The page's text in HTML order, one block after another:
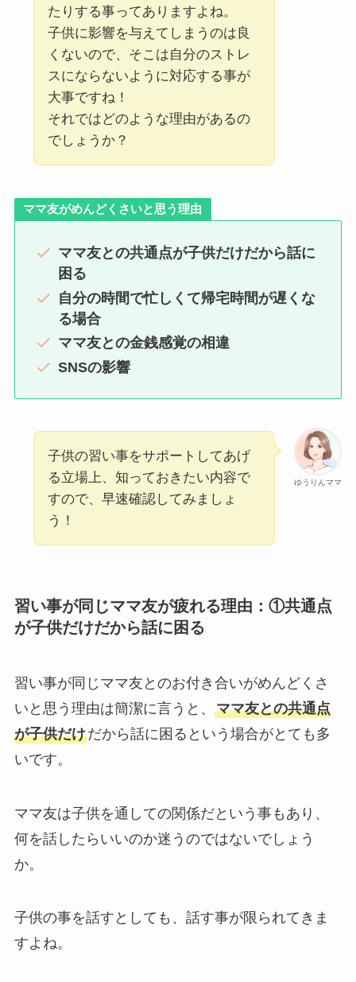
たりする事ってありますよね。
子供に影響を与えてしまうのは良
くないので、そこは自分のストレ
スにならないように対応する事が
大事ですね！
それではどのような理由があるの
でしょうか？
ママ友がめんどくさいと思う理由
ママ友との共通点が子供だけだから話に
困る
自分の時間で忙しくて帰宅時間が遅くな
る場合
ママ友との金銭感覚の相違
SNSの影響
ゆうりんママ
子供の習い事をサポートしてあげ
る立場上、知っておきたい内容で
すので、早速確認してみましょ
う！
習い事が同じママ友が疲れる理由：①共通点
が子供だけだから話に困る
習い事が同じママ友とのお付き合いがめんどくさ
いと思う理由は簡潔に言うと、 ママ友との共通点
が子供だけだから話に困るという場合がとても多
いです。
ママ友は子供を通しての関係だという事もあり、
何を話したらいいのか迷うのではないでしょう
か。
子供の事を話すとしても、話す事が限られてきま
すよね。